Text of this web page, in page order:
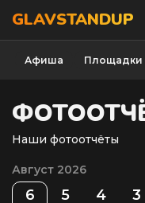
GLAVSTANDUP
Афиша Площадки
Наши фотоотчёты
Август 2026
6 5 4 3